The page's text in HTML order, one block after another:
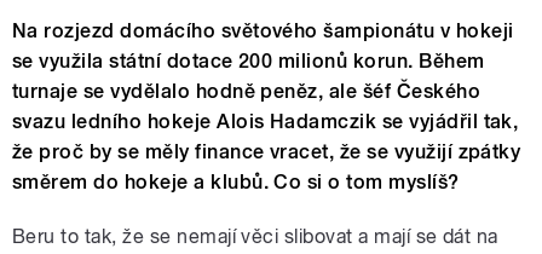
Na rozjezd domácího světového šampionátu v hokeji
se využila státní dotace 200 milionů korun. Během
turnaje se vydělalo hodně peněz, ale šéf Českého
svazu ledního hokeje Alois Hadamczik se vyjádřil tak,
že proč by se měly finance vracet, že se využijí zpátky
směrem do hokeje a klubů. Co si o tom myslíš?
Beru to tak, že se nemají věci slibovat a mají se dát na